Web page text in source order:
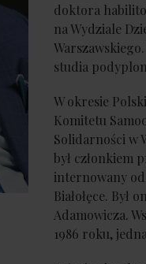
doktora
na Wydziale
studia
W okresie
Komitetu
Solidarności w
był członkiem
internowany od
Białołęce.
Adamowicza.
1986 roku,